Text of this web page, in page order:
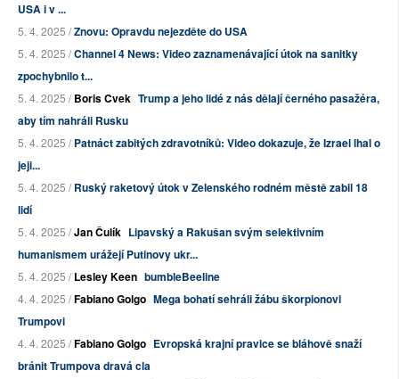
USA i v ...
5. 4. 2025 /Znovu: Opravdu nejezděte do USA
5. 4. 2025 /Channel 4 News: Video zaznamenávající útok na sanitky
zpochybnilo t...
5. 4. 2025 /Boris Cvek Trump a jeho lidé z nás dělají černého pasažéra,
aby tím nahráli Rusku
5. 4. 2025 /Patnáct zabitých zdravotníků: Video dokazuje, že Izrael lhal o
jeji...
5. 4. 2025 /Ruský raketový útok v Zelenského rodném městě zabil 18
lidí
5. 4. 2025 /Jan Čulík Lipavský a Rakušan svým selektivním
humanismem urážejí Putinovy ukr...
5. 4. 2025 /Lesley Keen bumbleBeeline
4. 4. 2025 /Fabiano Golgo Mega bohatí sehráli žábu škorpionovi
Trumpovi
4. 4. 2025 /Fabiano Golgo Evropská krajní pravice se bláhově snaží
bránit Trumpova dravá cla